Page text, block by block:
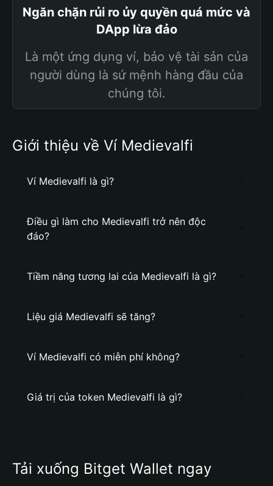
Ngăn chặn rủi ro ủy quyền quá mức và
DApp lừa đảo
Là một ứng dụng ví, bảo vệ tài sản của
người dùng là sứ mệnh hàng đầu của
chúng tôi.
Giới thiệu về Ví Medievalfi
Ví Medievalfi là gì?
Điều gì làm cho Medievalfi trở nên độc
đáo?
Tiềm năng tương lai của Medievalfi là gì?
Liệu giá Medievalfi sẽ tăng?
Ví Medievalfi có miễn phí không?
Giá trị của token Medievalfi là gì?
Tải xuống Bitget Wallet ngay